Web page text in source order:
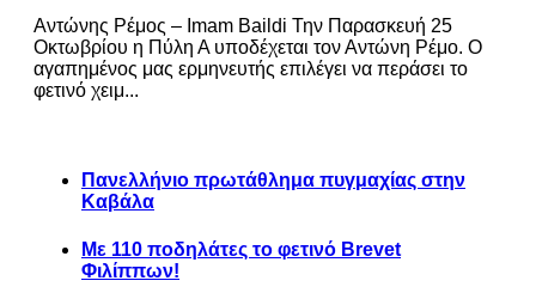
Αντώνης Ρέμος – Imam Baildi Την Παρασκευή 25
Οκτωβρίου η Πύλη Α υποδέχεται τον Αντώνη Ρέμο. Ο
αγαπημένος μας ερμηνευτής επιλέγει να περάσει το
φετινό χειμ...
Πανελλήνιο πρωτάθλημα πυγμαχίας στην
Καβάλα
Με 110 ποδηλάτες το φετινό Brevet
Φιλίππων!